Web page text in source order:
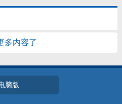
多内容了
脑版